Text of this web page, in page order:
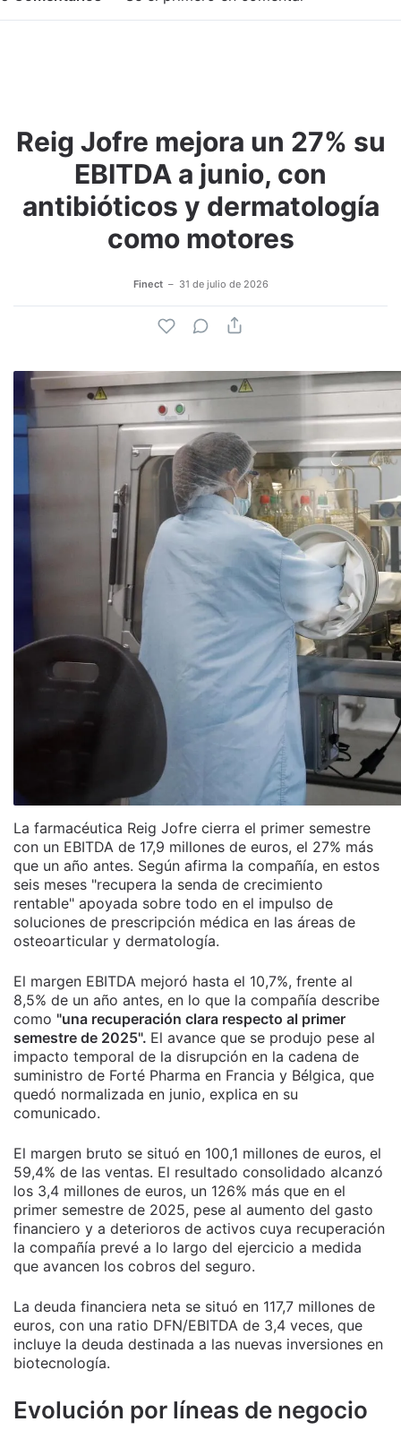
Adjuntar imagen Comentar
Reig Jofre mejora un 27% su
EBITDA a junio, con
antibióticos y dermatología
como motores
Finect 31 de julio de 2026
La farmacéutica Reig Jofre cierra el primer semestre
con un EBITDA de 17,9 millones de euros, el 27% más
que un año antes. Según afirma la compañía, en estos
seis meses "recupera la senda de crecimiento
rentable" apoyada sobre todo en el impulso de
soluciones de prescripción médica en las áreas de
osteoarticular y dermatología.
El margen EBITDA mejoró hasta el 10,7%, frente al
8,5% de un año antes, en lo que la compañía describe
como "una recuperación clara respecto al primer
semestre de 2025". El avance que se produjo pese al
impacto temporal de la disrupción en la cadena de
suministro de Forté Pharma en Francia y Bélgica, que
quedó normalizada en junio, explica en su
comunicado.
El margen bruto se situó en 100,1 millones de euros, el
59,4% de las ventas. El resultado consolidado alcanzó
los 3,4 millones de euros, un 126% más que en el
primer semestre de 2025, pese al aumento del gasto
financiero y a deterioros de activos cuya recuperación
la compañía prevé a lo largo del ejercicio a medida
que avancen los cobros del seguro.
La deuda financiera neta se situó en 117,7 millones de
euros, con una ratio DFN/EBITDA de 3,4 veces, que
incluye la deuda destinada a las nuevas inversiones en
biotecnología.
Evolución por líneas de negocio